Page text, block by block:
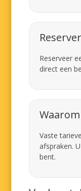
Reserveer
direct een
Vaste
afspraken.
bent.